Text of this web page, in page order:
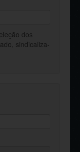
dos
sindicaliza-